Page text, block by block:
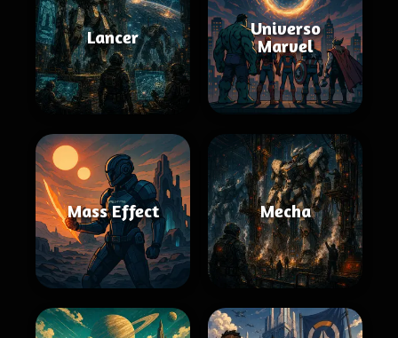
Lancer
Universo
Marvel
Mass Effect Mecha